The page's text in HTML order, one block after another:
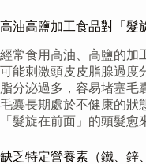
高油高鹽加工食品對「髮
經常食用高油、高鹽的加
可能刺激頭皮皮脂腺過度
脂分泌過多，容易堵塞毛
毛囊長期處於不健康的狀
「髮旋在前面」的頭髮愈
缺乏特定營養素（鐵、鋅